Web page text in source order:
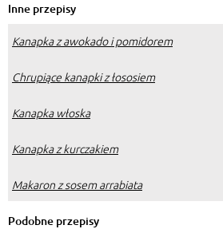
Inne przepisy
Kanapka z awokado i pomidorem
Chrupiące kanapki z łososiem
Kanapka włoska
Kanapka z kurczakiem
Makaron z sosem arrabiata
Podobne przepisy